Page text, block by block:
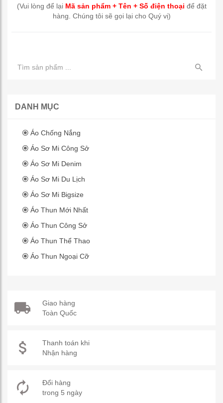
(Vui lòng để lại Mã sản phẩm + Tên + Số điện thoại để đặt
hàng. Chúng tôi sẽ gọi lại cho Quý vị)
DANH MỤC
Áo Chống Nắng
Áo Sơ Mi Công Sở
Áo Sơ Mi Denim
Áo Sơ Mi Du Lịch
Áo Sơ Mi Bigsize
Áo Thun Mới Nhất
Áo Thun Công Sở
Áo Thun Thể Thao
Áo Thun Ngoại Cỡ
Giao hàng
Toàn Quốc
Thanh toán khi
Nhận hàng
Đổi hàng
trong 5 ngày